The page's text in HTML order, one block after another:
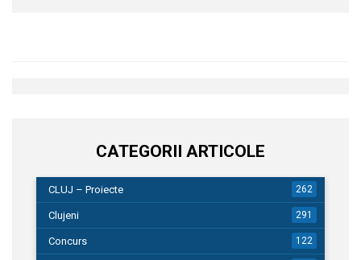
CATEGORII ARTICOLE
CLUJ – Proiecte 262
Clujeni 291
Concurs 122